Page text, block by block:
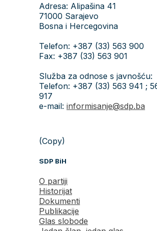
Adresa: Alipašina 41
71000 Sarajevo
Bosna i Hercegovina
Telefon: +387 (33) 563 900
Fax: +387 (33) 563 901
Služba za odnose s javnošću:
Telefon: +387 (33) 563 941 ;
917
e-mail: informisanje@sdp.ba
(Copy)
SDP BiH
O partiji
Historijat
Dokumenti
Publikacije
Glas slobode